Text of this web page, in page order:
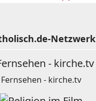
Netzwerk
Fernsehen - kirche.tv